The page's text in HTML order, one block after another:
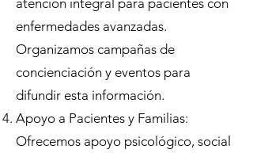
atención integral para pacientes con
enfermedades avanzadas.
Organizamos campañas de
concienciación y eventos para
difundir esta información.
Apoyo a Pacientes y Familias:
Ofrecemos apoyo psicológico, social